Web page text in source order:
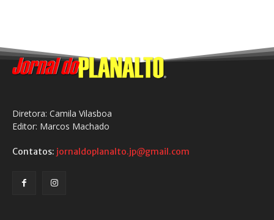
Diretora: Camila Vilasboa
Editor: Marcos Machado
Contatos: jornaldoplanalto.jp@gmail.com